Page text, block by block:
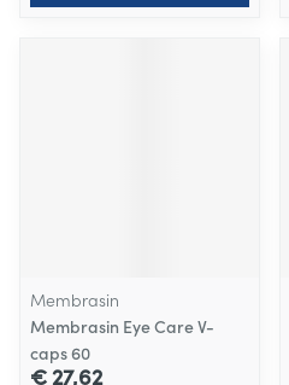
Membrasin
Membrasin Eye Care V-
caps 60
€ 27,62